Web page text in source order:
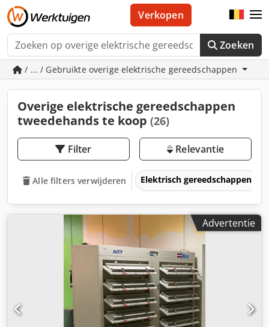
Zoeken
Verkopen
/ ... / Gebruikte overige elektrische gereedschappen
Overige elektrische gereedschappen
tweedehands te koop (26)
Filter Relevantie
Alle filters verwijderen Elektrisch gereedschappen
Advertentie